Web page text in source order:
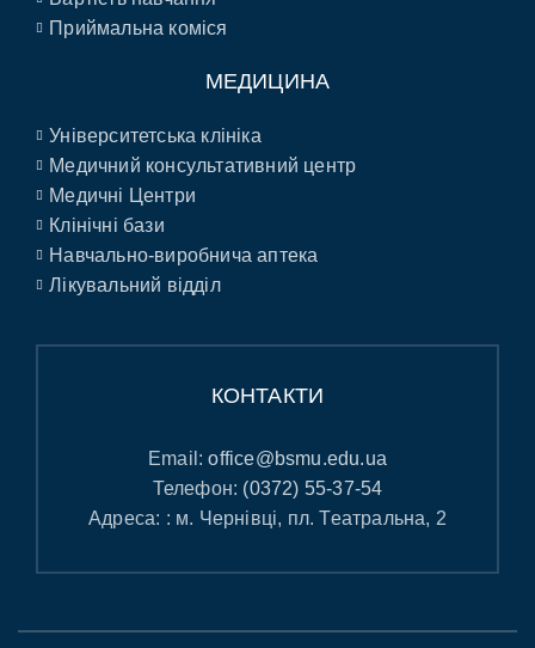
Приймальна коміся
МЕДИЦИНА
Університетська клініка
Медичний консультативний центр
Медичні Центри
Клінічні бази
Навчально-виробнича аптека
Лікувальний відділ
КОНТАКТИ
Email:office@bsmu.edu.ua
Телефон: (0372) 55-37-54
Адреса: : м. Чернівці, пл. Театральна, 2